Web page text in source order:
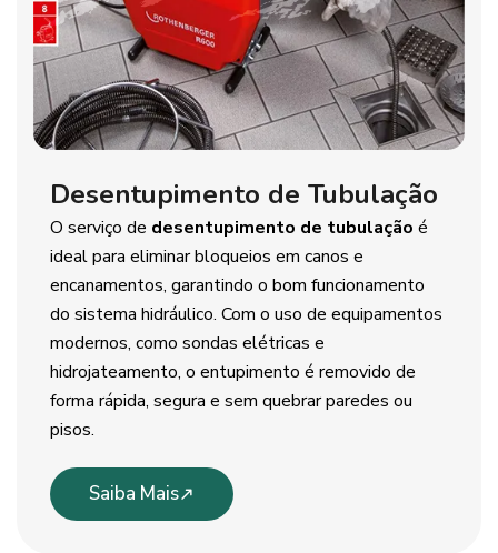
Desentupimento de Tubulação
O serviço de desentupimento de tubulação é
ideal para eliminar bloqueios em canos e
encanamentos, garantindo o bom funcionamento
do sistema hidráulico. Com o uso de equipamentos
modernos, como sondas elétricas e
hidrojateamento, o entupimento é removido de
forma rápida, segura e sem quebrar paredes ou
pisos.
Saiba Mais